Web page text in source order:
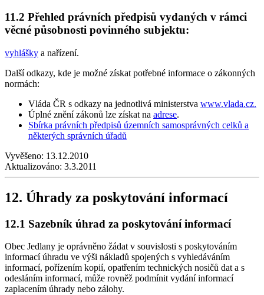
11.2 Přehled právních předpisů vydaných v rámci
věcné působnosti povinného subjektu:
vyhlášky a nařízení.
Další odkazy, kde je možné získat potřebné informace o zákonných
normách:
Vláda ČR s odkazy na jednotlivá ministerstva www.vlada.cz.
Úplné znění zákonů lze získat na adrese.
Sbírka právních předpisů územních samosprávných celků a
některých správních úřadů
Vyvěšeno: 13.12.2010
Aktualizováno: 3.3.2011
12. Úhrady za poskytování informací
12.1 Sazebník úhrad za poskytování informací
Obec Jedlany je oprávněno žádat v souvislosti s poskytováním
informací úhradu ve výši nákladů spojených s vyhledáváním
informací, pořízením kopií, opatřením technických nosičů dat a s
odesláním informací, může rovněž podmínit vydání informací
zaplacením úhrady nebo zálohy.